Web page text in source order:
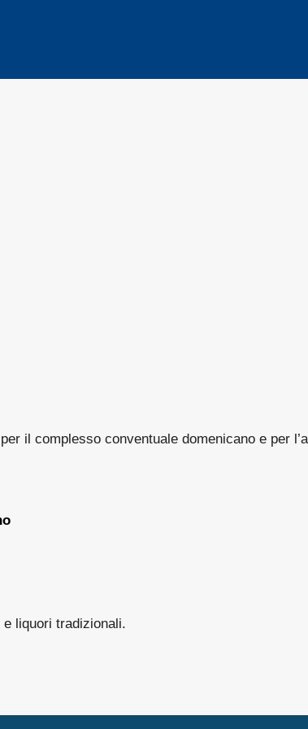
il complesso conventuale domenicano e per
liquori tradizionali.